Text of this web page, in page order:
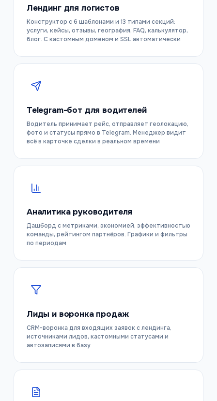
Лендинг для логистов
Конструктор с 6 шаблонами и 13 типами секций:
услуги, кейсы, отзывы, география, FAQ, калькулятор,
блог. С кастомным доменом и SSL автоматически
Telegram-бот для водителей
Водитель принимает рейс, отправляет геолокацию,
фото и статусы прямо в Telegram. Менеджер видит
всё в карточке сделки в реальном времени
Аналитика руководителя
Дашборд с метриками, экономией, эффективностью
команды, рейтингом партнёров. Графики и фильтры
по периодам
Лиды и воронка продаж
CRM-воронка для входящих заявок с лендинга,
источниками лидов, кастомными статусами и
автозаписями в базу